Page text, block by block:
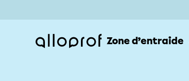
Zone d’entraide